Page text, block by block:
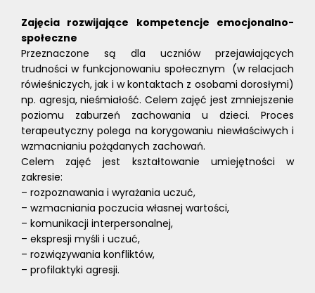
Zajęcia rozwijające kompetencje emocjonalno-
społeczne
Przeznaczone są dla uczniów przejawiających
trudności w funkcjonowaniu społecznym (w relacjach
rówieśniczych, jak i w kontaktach z osobami dorosłymi)
np. agresja, nieśmiałość. Celem zajęć jest zmniejszenie
poziomu zaburzeń zachowania u dzieci. Proces
terapeutyczny polega na korygowaniu niewłaściwych i
wzmacnianiu pożądanych zachowań.
Celem zajęć jest kształtowanie umiejętności w
zakresie:
– rozpoznawania i wyrażania uczuć,
– wzmacniania poczucia własnej wartości,
– komunikacji interpersonalnej,
– ekspresji myśli i uczuć,
– rozwiązywania konfliktów,
– profilaktyki agresji.